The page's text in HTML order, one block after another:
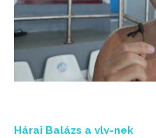
Hárai Balázs a vlv-nek